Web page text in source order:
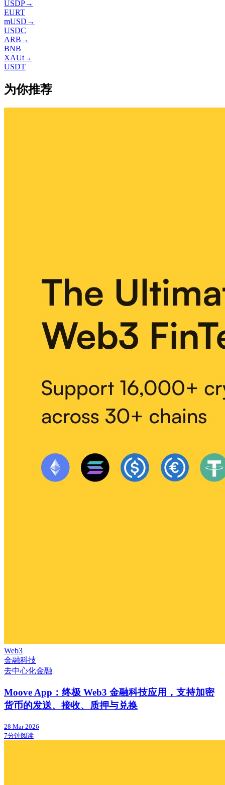
USDP→
EURT
mUSD →
USDC
ARB →
BNB
XAUt→
USDT
为你推荐
Web3
金融科技
去中心化金融
Moove App：终极 Web3 金融科技应用，支持加密
货币的发送、接收、质押与兑换
28 Mar 2026
7分钟阅读